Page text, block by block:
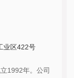
业区422号
1992年。公司